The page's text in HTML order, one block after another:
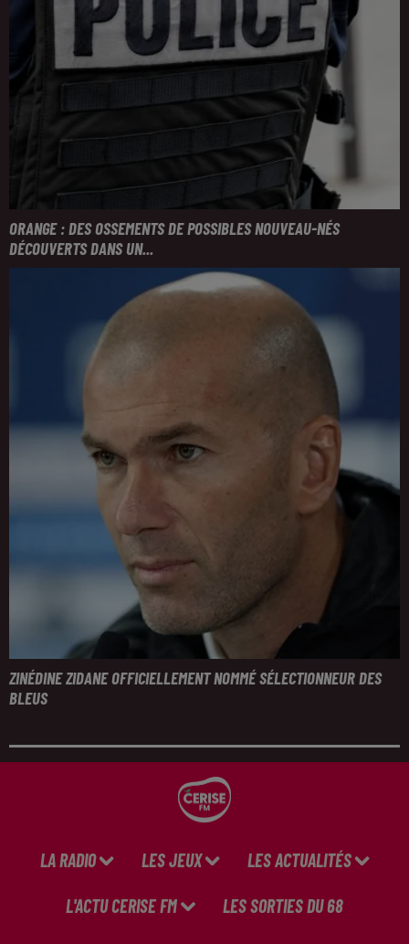
ORANGE : DES OSSEMENTS DE POSSIBLES NOUVEAU-NÉS
DÉCOUVERTS DANS UN...
ZINÉDINE ZIDANE OFFICIELLEMENT NOMMÉ SÉLECTIONNEUR DES
BLEUS
LA RADIO LES JEUX LES ACTUALITÉS
L'ACTU CERISE FM LES SORTIES DU 68